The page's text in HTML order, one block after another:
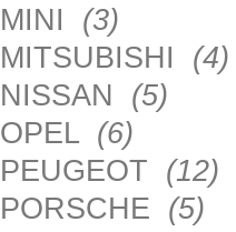
MINI (3)
MITSUBISHI (4)
NISSAN (5)
OPEL (6)
PEUGEOT (12)
PORSCHE (5)